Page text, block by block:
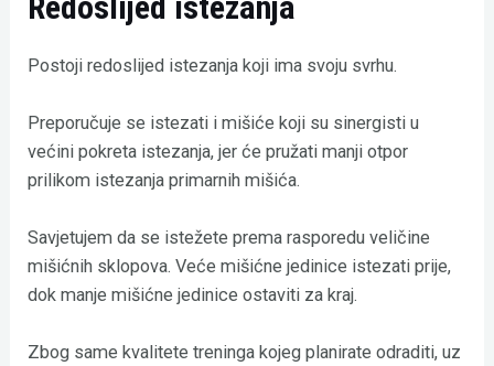
Postoji redoslijed istezanja koji ima svoju svrhu.
Preporučuje se istezati i mišiće koji su sinergisti u
većini pokreta istezanja, jer će pružati manji otpor
prilikom istezanja primarnih mišića.
Savjetujem da se istežete prema rasporedu veličine
mišićnih sklopova. Veće mišićne jedinice istezati prije,
dok manje mišićne jedinice ostaviti za kraj.
Zbog same kvalitete treninga kojeg planirate odraditi, uz